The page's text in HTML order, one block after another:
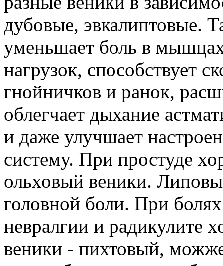
дубовые, эвкалиптовые.
уменьшает боль в
нагрузок, способствует
гнойничков и ранок,
облегчает дыхание
и даже улучшает
систему. При простуде
ольховый веники.
головной боли. При
невралгии и радикулите
веники - пихтовый,